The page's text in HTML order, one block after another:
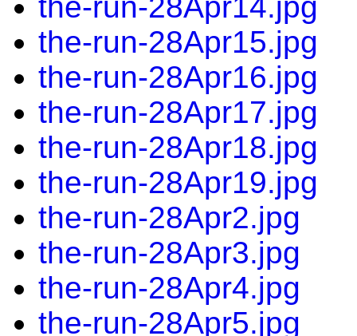
the-run-28Apr15.jpg
the-run-28Apr16.jpg
the-run-28Apr17.jpg
the-run-28Apr18.jpg
the-run-28Apr19.jpg
the-run-28Apr2.jpg
the-run-28Apr3.jpg
the-run-28Apr4.jpg
the-run-28Apr5.jpg